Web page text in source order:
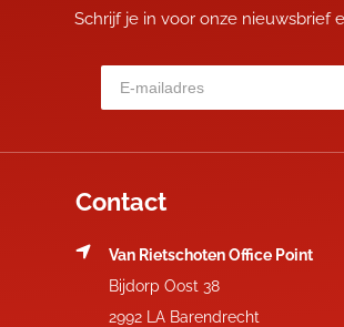
Schrijf je in voor onze nieuwsbrief
Contact
Van Rietschoten Office Point
Bijdorp Oost 38
2992 LA Barendrecht